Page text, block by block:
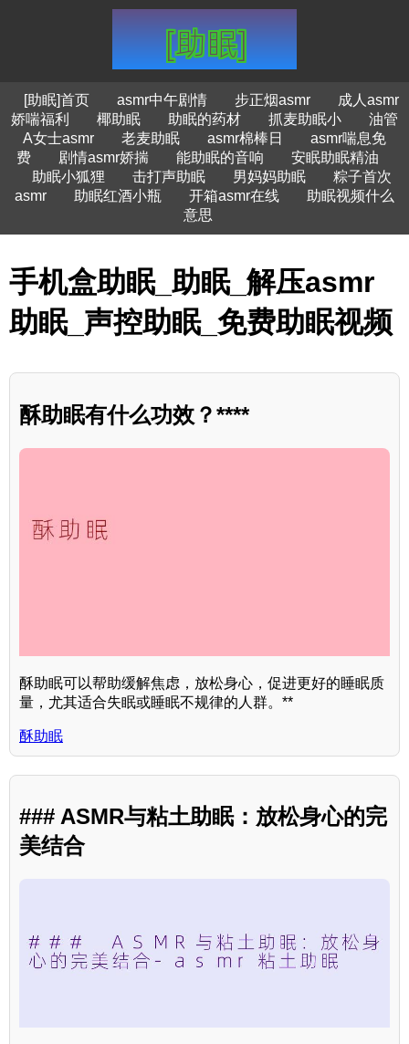
[助眠]首页 asmr中午剧情 步正烟asmr
成人asmr
娇喘福利
椰助眠 助眠的药材 抓麦助眠小
油管
A女士asmr
老麦助眠 asmr棉棒日
asmr喘息免
费
剧情asmr娇揣 能助眠的音响
安眠助眠精油
助眠小狐狸
击打声助眠 男妈妈助眠
粽子首次
asmr
助眠红酒小瓶 开箱asmr在线
助眠视频什么
意思
手机盒助眠_助眠_解压asmr
助眠_声控助眠_免费助眠视频
酥助眠有什么功效？****
酥助眠可以帮助缓解焦虑，放松身心，促进更好的睡眠质
量，尤其适合失眠或睡眠不规律的人群。**
酥助眠
### ASMR与粘土助眠：放松身心的完
美结合